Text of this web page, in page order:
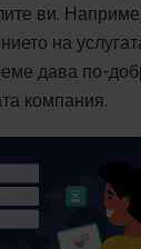
ви.
на
дава по-
компания.